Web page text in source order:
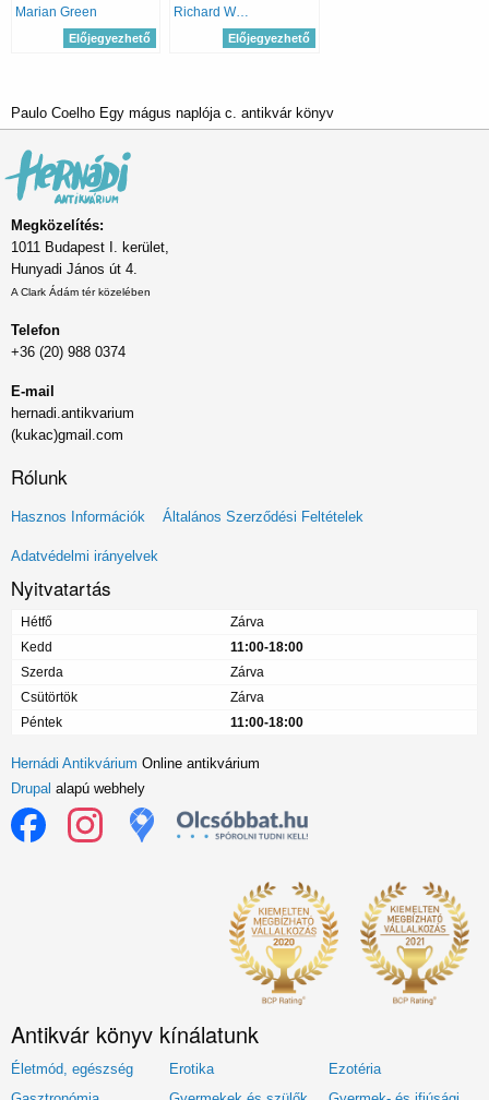
Marian Green
Előjegyezhető
Richard Webster
Előjegyezhető
Paulo Coelho Egy mágus naplója c. antikvár könyv
Megközelítés:
1011 Budapest I. kerület,
Hunyadi János út 4.
A Clark Ádám tér közelében
Telefon
+36 (20) 988 0374
E-mail
hernadi.antikvarium
(kukac)gmail.com
Rólunk
Lábléc
menü
Hasznos Információk Általános Szerződési Feltételek
Adatvédelmi irányelvek
Nyitvatartás
Hétfő
Zárva
Kedd
11:00-18:00
Szerda
Zárva
Csütörtök
Zárva
Péntek
11:00-18:00
Hernádi Antikvárium Online antikvárium
Drupal alapú webhely
Antikvár könyv kínálatunk
Életmód, egészség Erotika
Ezotéria